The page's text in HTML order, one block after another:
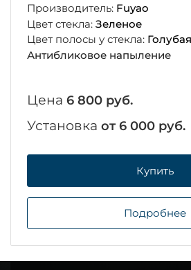
Производитель: Fuyao
Цвет стекла: Зеленое
Цвет полосы у стекла: Голубая
Антибликовое напыление
Цена 6 800 руб.
Установка от 6 000 руб.
Купить
Подробнее